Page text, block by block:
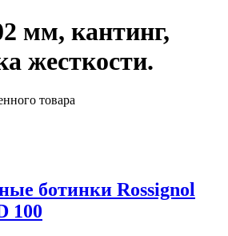
мм, кантинг,
жесткости.
товара
ботинки Rossignol
100